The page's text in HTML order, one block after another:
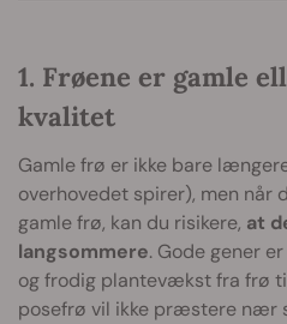
1. Frøene er gamle
kvalitet
Gamle frø er ikke bare
overhovedet spirer), men når
gamle frø, kan du risikere, at
langsommere. Gode gener
og frodig plantevækst fra frø
posefrø vil ikke præstere nær